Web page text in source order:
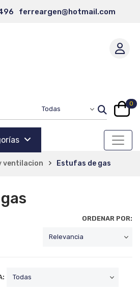
ferreargen@hotmail.com
0
ventilacion Estufas de gas
ORDENAR POR: